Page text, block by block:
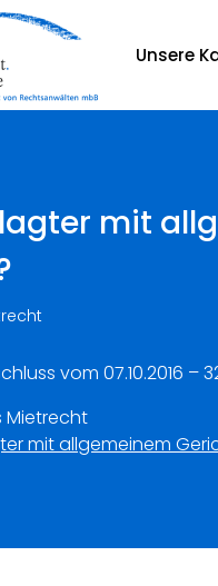
Unsere
mit
vom 07.10.2016 –
Mietrecht
mit allgemeinem